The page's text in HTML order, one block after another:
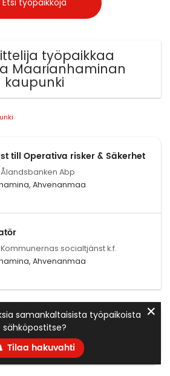
työpaikkaa
Maarianhaminan
kaupunki
till Operativa risker & Säkerhet
Ålandsbanken Abp
Ahvenanmaa
Kommunernas socialtjänst k.f.
Ahvenanmaa
samankaltaisista työpaikoista
sähköpostitse?
Tilaa hakuvahti
✕